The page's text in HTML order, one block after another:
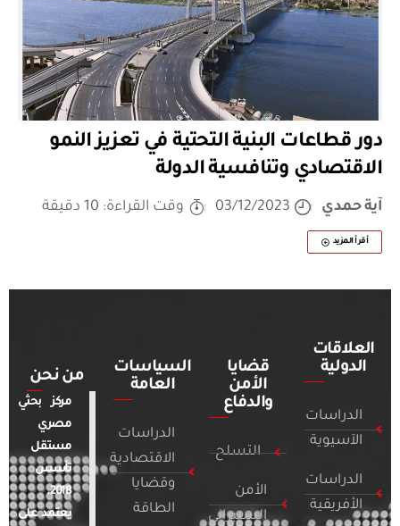
دور قطاعات البنية التحتية في تعزيز النمو
الاقتصادي وتنافسية الدولة
آية حمدي 03/12/2023 وقت القراءة: 10 دقيقة
أقرأ المزيد
العلاقات
الدولية
الدراسات
الآسيوية
الدراسات
الأفريقية
قضايا
الأمن
والدفاع
التسلح
الأمن
السيبراني
السياسات
العامة
الدراسات
الاقتصادية
وقضايا
الطاقة
من نحن
مركز بحثي
مصري
مستقل
تأسس
2018.
يعتمد على